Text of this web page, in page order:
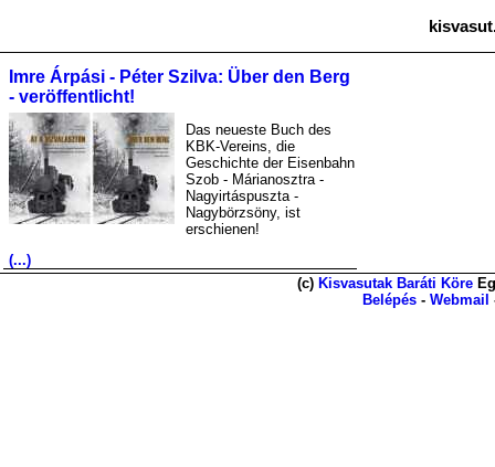
Imre Árpási - Péter Szilva: Über den Berg
- veröffentlicht!
Das neueste Buch des
KBK-Vereins, die
Geschichte der Eisenbahn
Szob - Márianosztra -
Nagyirtáspuszta -
Nagybörzsöny, ist
erschienen!
(...)
(c) Kisvasutak Baráti Köre
Belépés - Webmail